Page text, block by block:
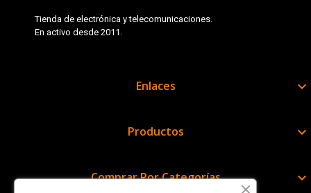
Tienda de electrónica y telecomunicaciones.
En activo desde 2011.
Enlaces 
Productos 
Comprar Por Categorías 